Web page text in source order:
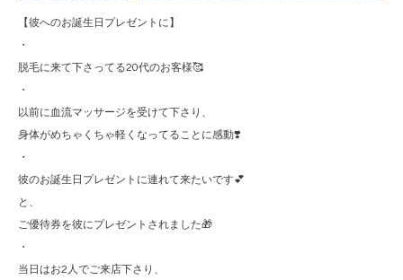
【彼へのお誕生日プレゼントに】
・
脱毛に来て下さってる20代のお客様🥰
・
以前に血流マッサージを受けて下さり、
身体がめちゃくちゃ軽くなってることに感動❣️
・
彼のお誕生日プレゼントに連れて来たいです💕
と、
ご優待券を彼にプレゼントされました🎁
・
当日はお2人でご来店下さり、